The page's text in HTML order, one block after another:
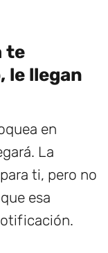
te
le llegan
en
La
ti, pero no
esa